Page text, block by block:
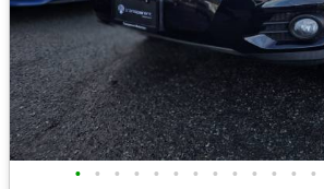
• • • • • • • • • • • • •